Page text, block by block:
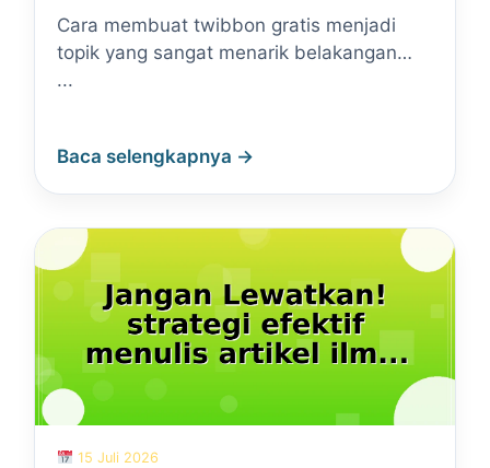
Cara membuat twibbon gratis menjadi
topik yang sangat menarik belakangan…
...
Baca selengkapnya →
15 Juli 2026